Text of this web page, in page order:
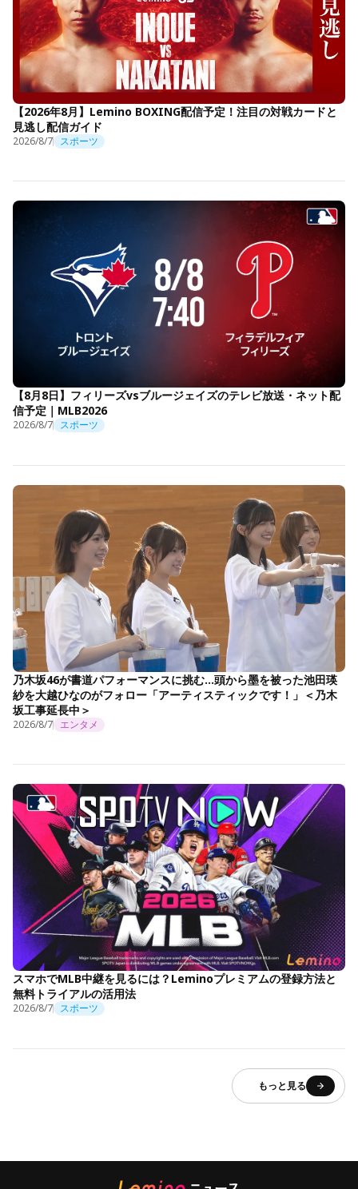
【2026年8月】Lemino BOXING配信予定！注目の対戦カードと
見逃し配信ガイド
2026/8/7 スポーツ
【8月8日】フィリーズvsブルージェイズのテレビ放送・ネット配
信予定｜MLB2026
2026/8/7 スポーツ
乃木坂46が書道パフォーマンスに挑む…頭から墨を被った池田瑛
紗を大越ひなのがフォロー「アーティスティックです！」＜乃木
坂工事延長中＞
2026/8/7 エンタメ
スマホでMLB中継を見るには？Leminoプレミアムの登録方法と
無料トライアルの活用法
2026/8/7 スポーツ
もっと見る